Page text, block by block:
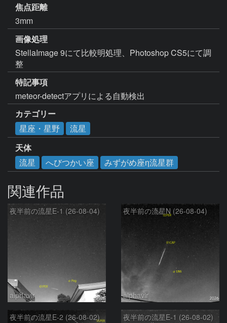
焦点距離
3mm
画像処理
StellaImage 9にて比較明処理、Photoshop CS5にて調
整
特記事項
meteor-detectアプリによる自動検出
カテゴリー
星座・星野
流星
天体
流星
へびつかい座 みずがめ座η流星群
関連作品
夜半前の流星E-1 (26-08-04)
alphavir
夜半前の流星N (26-08-04)
alphavir
夜半前の流星E-2 (26-08-02) 夜半前の流星E-1 (26-08-02)